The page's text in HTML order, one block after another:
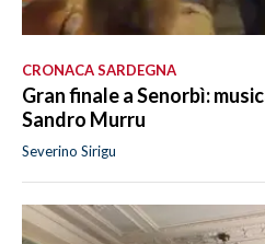
CRONACA SARDEGNA
Gran finale a Senorbì:
Sandro Murru
Severino Sirigu